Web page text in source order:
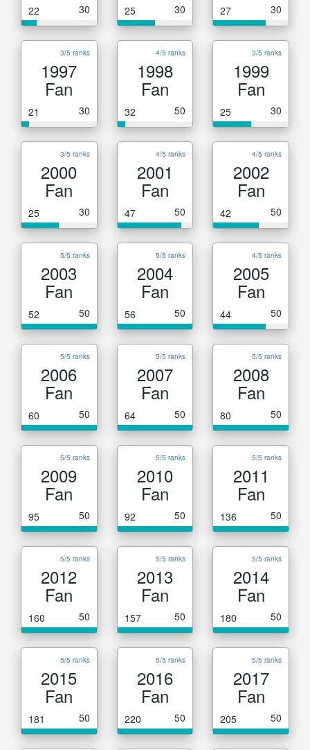
22 30 25 30 27 30
3/5 ranks
1997
Fan
21 30
4/5 ranks
1998
Fan
32 50
3/5 ranks
1999
Fan
25 30
3/5 ranks
2000
Fan
25 30
4/5 ranks
2001
Fan
47 50
4/5 ranks
2002
Fan
42 50
5/5 ranks
2003
Fan
52 50
5/5 ranks
2004
Fan
56 50
4/5 ranks
2005
Fan
44 50
5/5 ranks
2006
Fan
60 50
5/5 ranks
2007
Fan
64 50
5/5 ranks
2008
Fan
80 50
5/5 ranks
2009
Fan
95 50
5/5 ranks
2010
Fan
92 50
5/5 ranks
2011
Fan
136 50
5/5 ranks
2012
Fan
160 50
5/5 ranks
2013
Fan
157 50
5/5 ranks
2014
Fan
180 50
5/5 ranks
2015
Fan
181 50
5/5 ranks
2016
Fan
220 50
5/5 ranks
2017
Fan
205 50